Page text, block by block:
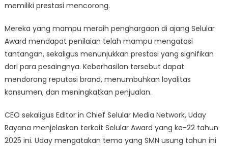
memiliki prestasi mencorong.
Mereka yang mampu meraih penghargaan di ajang Selular
Award mendapat penilaian telah mampu mengatasi
tantangan, sekaligus menunjukkan prestasi yang signifikan
dari para pesaingnya. Keberhasilan tersebut dapat
mendorong reputasi brand, menumbuhkan loyalitas
konsumen, dan meningkatkan penjualan.
CEO sekaligus Editor in Chief Selular Media Network, Uday
Rayana menjelaskan terkait Selular Award yang ke-22 tahun
2025 ini. Uday mengatakan tema yang SMN usung tahun ini